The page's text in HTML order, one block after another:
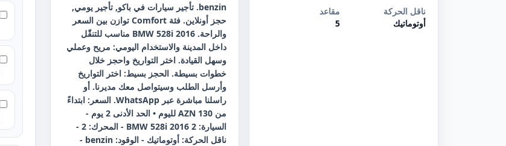
ناقل الحركة
أوتوماتيك
مقاعد
5
benzin. تأجير سيارات في باكو, تأجير يومي,
حجز أونلاين. فئة Comfort توازن بين السعر
والراحة. BMW 528i 2016 مناسب للتنقّل
داخل المدينة والاستخدام اليومي: مريح وعملي
وسهل القيادة. اختر التواريخ واحجز خلال
خطوات بسيطة. الحجز بسيط: اختر التواريخ
وأرسل الطلب وسيتواصل معك مديرنا. أو
راسلنا مباشرة عبر WhatsApp. السعر: ابتداءً
من 130 AZN لليوم • الحد الأدنى 2 يوم -
السيارة: BMW 528i 2016 2 - المحرك: 2 -
ناقل الحركة: أوتوماتيك - الوقود: benzin -